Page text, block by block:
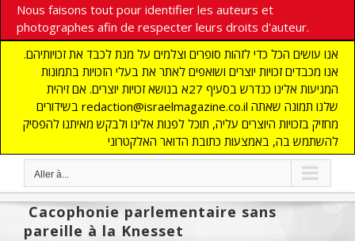
Nous faisons tout pour identifier les auteurs et
photographes afin de respecter leurs droits d'auteur.
אנו עושים הכל כדי לזהות סופרים וצלמים על מנת לכבד את זכויותיהם.
אנו מכבדים זכויות יוצרים ושואפים לאתר את בעלי הזכויות בתמונות
המגיעות אלינו כנדרש בסעיף 27א בנושא זכויות יוצרים. אם זיהית
בשידורים redaction@israelmagazine.co.il שלנו תמונה שאתה
מחזיק בזכויות היוצרים עליה, תוכל לפנות אלינו ולבקש מאיתנו להפסיק
להשתמש בה, באמצעות כתובת הדואר האלקטרוני
Aller à...
Cacophonie parlementaire sans
pareille à la Knesset